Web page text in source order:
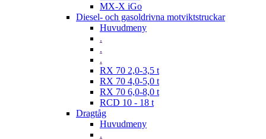
MX-X iGo
Diesel- och gasoldrivna motviktstruckar
Huvudmeny
.
.
.
RX 70 2,0-3,5 t
RX 70 4,0-5,0 t
RX 70 6,0-8,0 t
RCD 10 - 18 t
Dragtåg
Huvudmeny
.